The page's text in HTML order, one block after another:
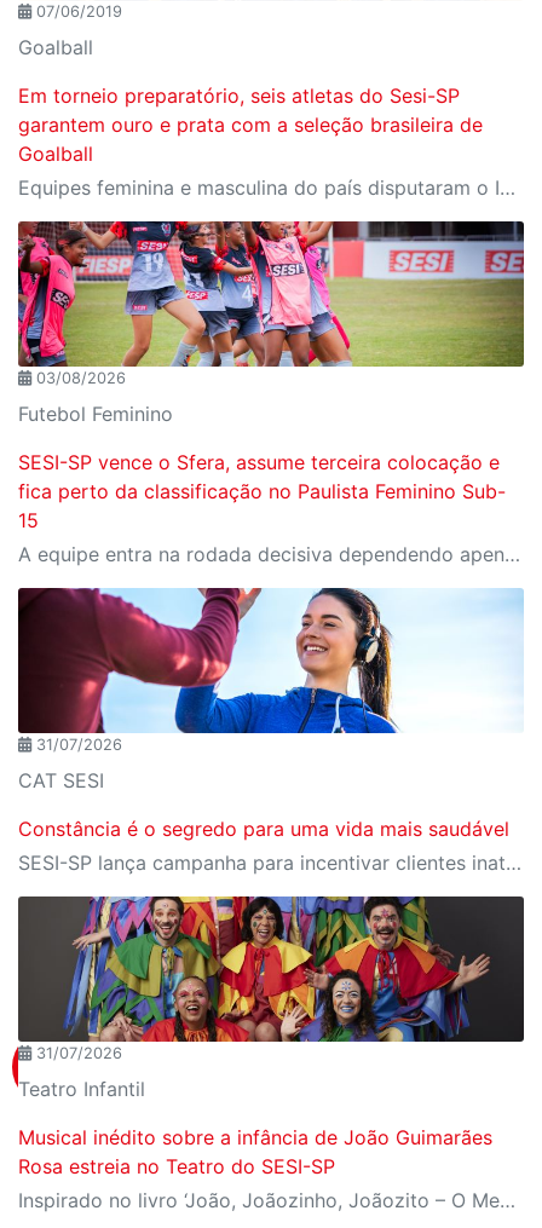
07/06/2019
Goalball
Em torneio preparatório, seis atletas do Sesi-SP
garantem ouro e prata com a seleção brasileira de
Goalball
Equipes feminina e masculina do país disputaram o Intercup, em Malmo, na Suécia
03/08/2026
Futebol Feminino
SESI-SP vence o Sfera, assume terceira colocação e
fica perto da classificação no Paulista Feminino Sub-
15
A equipe entra na rodada decisiva dependendo apenas de seus próprios resultados para avançar ao mata-mata
31/07/2026
CAT SESI
Constância é o segredo para uma vida mais saudável
SESI-SP lança campanha para incentivar clientes inativos a retomarem a prática de atividades físicas, esporte e lazer com benefícios exclusivos
31/07/2026
Teatro Infantil
Musical inédito sobre a infância de João Guimarães
Rosa estreia no Teatro do SESI-SP
Inspirado no livro ‘João, Joãozinho, Joãozito – O Menino Encantado’, de Claudio Fragata, com direção e dramaturgia de Márcio Araújo, espetáculo acompanha os primeiros anos de vida do escritor mineiro e transforma sua infância em uma celebração da imaginação, da leitura e da cultura popular brasileira